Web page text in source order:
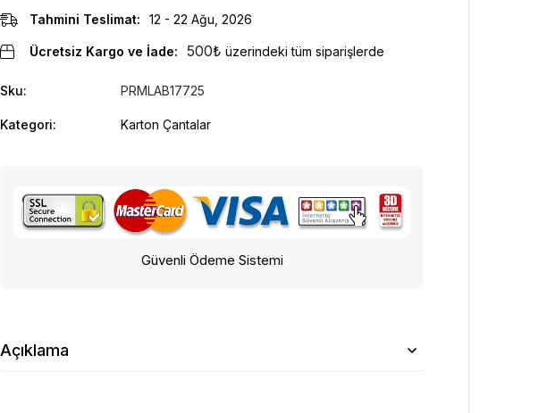
Tahmini Teslimat: 12 - 22 Ağu, 2026
Ücretsiz Kargo ve İade: 500₺ üzerindeki tüm siparişlerde
Sku: PRMLAB17725
Kategori: Karton Çantalar
Güvenli Ödeme Sistemi
Açıklama